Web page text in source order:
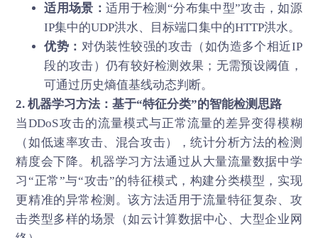
适用场景：适用于检测“分布集中型”攻击，如源
IP集中的UDP洪水、目标端口集中的HTTP洪水。
优势： 对伪装性较强的攻击（如伪造多个相近IP
段的攻击）仍有较好检测效果；无需预设阈值，
可通过历史熵值基线动态判断。
2. 机器学习方法：基于“特征分类”的智能检测思路
当DDoS攻击的流量模式与正常流量的差异变得模糊
（如低速率攻击、混合攻击），统计分析方法的检测
精度会下降。机器学习方法通过从大量流量数据中学
习“正常”与“攻击”的特征模式，构建分类模型，实现
更精准的异常检测。该方法适用于流量特征复杂、攻
击类型多样的场景（如云计算数据中心、大型企业网